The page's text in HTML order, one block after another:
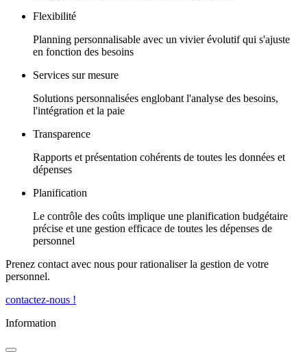
Flexibilité
Planning personnalisable avec un vivier évolutif qui s'ajuste
en fonction des besoins
Services sur mesure
Solutions personnalisées englobant l'analyse des besoins,
l'intégration et la paie
Transparence
Rapports et présentation cohérents de toutes les données et
dépenses
Planification
Le contrôle des coûts implique une planification budgétaire
précise et une gestion efficace de toutes les dépenses de
personnel
Prenez contact avec nous pour rationaliser la gestion de votre
personnel.
contactez-nous !
Information